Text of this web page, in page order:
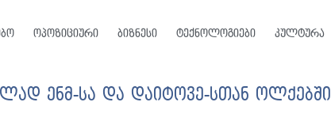
ოპოზიციური ბიზნესი ტექნოლოგიები კულტურა
ენმ-სა და დაიტოვე-სთან ოლქებში